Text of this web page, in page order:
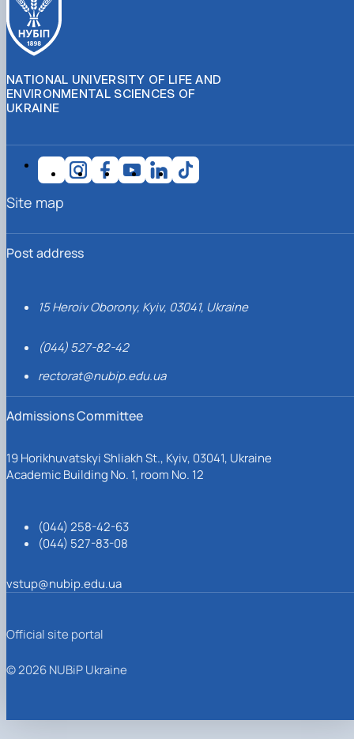
NATIONAL UNIVERSITY OF LIFE AND
ENVIRONMENTAL SCIENCES OF
UKRAINE
Post address
15 Heroiv Oborony, Kyiv, 03041, Ukraine
(044) 527-82-42
rectorat@nubip.edu.ua
Admissions Committee
19 Horikhuvatskyi Shliakh St., Kyiv, 03041, Ukraine
Academic Building No. 1, room No. 12
(044) 258-42-63
(044) 527-83-08
vstup@nubip.edu.ua
Site map
Official site portal
© 2026 NUBiP Ukraine